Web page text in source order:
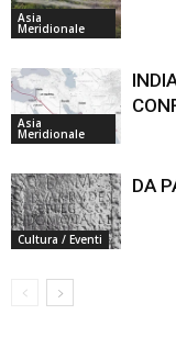
Asia
Meridionale
Asia
Meridionale
Cultura / Eventi
DA